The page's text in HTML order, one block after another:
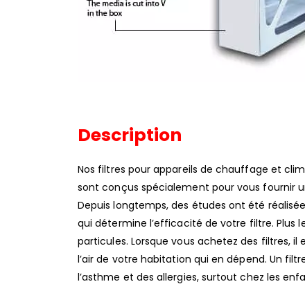
Description
Nos filtres pour appareils de chauffage et
sont conçus spécialement pour vous fournir
Depuis longtemps, des études ont été
qui détermine l’efficacité de votre filtre. Plus
particules. Lorsque vous achetez des filtres,
l’air de votre habitation qui en dépend. Un
l’asthme et des allergies, surtout chez les